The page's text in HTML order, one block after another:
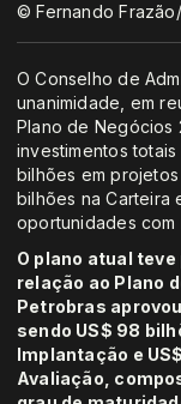
© Fernando
O Conselho de
unanimidade, em
Plano de Negócios
investimentos
bilhões em projetos
bilhões na Carteira
oportunidades com
O plano atual
relação ao Plano
Petrobras
sendo US$ 98
Implantação e
Avaliação,